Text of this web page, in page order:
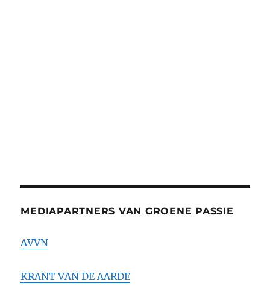
MEDIAPARTNERS VAN GROENE PASSIE
AVVN
KRANT VAN DE AARDE